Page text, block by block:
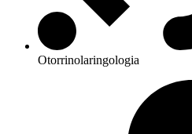
Otorrinolaringologia